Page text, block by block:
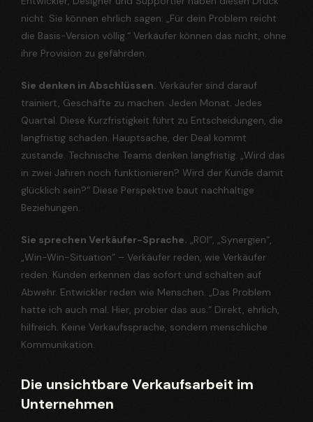
nicht. Sie können ehrlich sagen: „Für dein Problem reicht
die Basis-Version völlig.“ Verkäufer können das nicht, ohne
ihre Provision zu gefährden.
Sie denken in Abschlüssen. Verkäufer sind darauf
trainiert, Geschäfte zu machen. Jeden Monat. Jedes
Quartal. Diese Kurzfristigkeit führt zu Entscheidungen, die
langfristig schaden. Hauptsache, der Deal kommt
zustande. Technische Teams denken langfristig. „Wird das
in zwei Jahren noch funktionieren? Wird der Kunde damit
glücklich sein?“ Diese Perspektive baut nachhaltige
Beziehungen.
Sie sprechen Verkäufer-Sprache. „ROI“, „Synergien“,
„Win-Win-Situation“ – Verkäufer reden, wie Verkäufer
reden. Kunden erkennen das sofort und schalten auf
Abwehr. Entwickler reden wie Menschen. „Das Problem
hatte ich auch mal. Hier, probier das aus.“ Direkt, ehrlich,
hilfreich. Keine Verkaufssprache, sondern menschliche
Kommunikation.
Die unsichtbare Verkaufsarbeit im
Unternehmen